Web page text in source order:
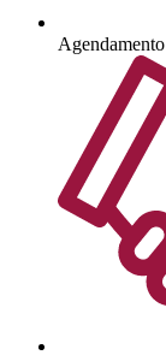
Agendamento